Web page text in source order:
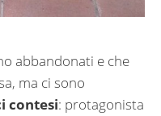
abbandonati e che
ma ci sono
contesi: protagonista